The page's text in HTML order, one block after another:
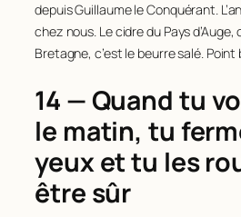
depuis Guillaume le Conquérant.
chez nous. Le cidre du Pays d’Auge,
Bretagne, c’est le beurre salé. Point
14 — Quand tu
le matin, tu
yeux et tu les
être sûr